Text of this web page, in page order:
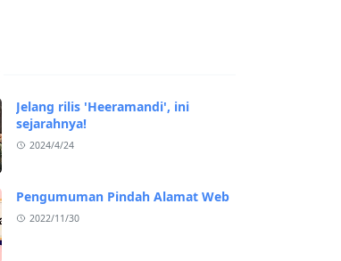
Jelang rilis 'Heeramandi', ini
sejarahnya!
2024/4/24
Pengumuman Pindah Alamat Web
2022/11/30